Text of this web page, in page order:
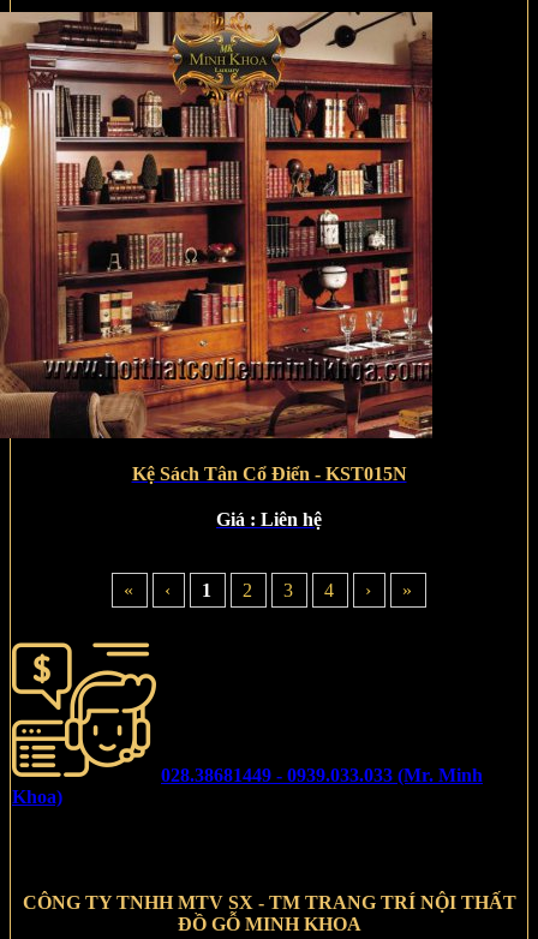
Kệ Sách Tân Cổ Điển - KST015N
Giá : Liên hệ
« ‹ 1 2 3 4 › »
028.38681449 - 0939.033.033 (Mr. Minh
Khoa)
CÔNG TY TNHH MTV SX - TM TRANG TRÍ NỘI THẤT
ĐỒ GỖ MINH KHOA